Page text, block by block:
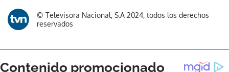
© Televisora Nacional, S.A 2024, todos los derechos
reservados